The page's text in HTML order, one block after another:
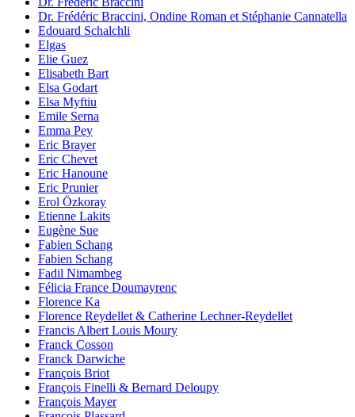
Dr. Frédéric Braccini, Ondine Roman et Stéphanie Cannatella
Edouard Schalchli
Elgas
Elie Guez
Elisabeth Bart
Elsa Godart
Elsa Myftiu
Emile Serna
Emma Pey
Eric Brayer
Eric Chevet
Eric Hanoune
Eric Prunier
Erol Özkoray
Etienne Lakits
Eugène Sue
Fabien Schang
Fabien Schang
Fadil Nimambeg
Félicia France Doumayrenc
Florence Ka
Florence Reydellet & Catherine Lechner-Reydellet
Francis Albert Louis Moury
Franck Cosson
Franck Darwiche
François Briot
François Finelli & Bernard Deloupy
François Mayer